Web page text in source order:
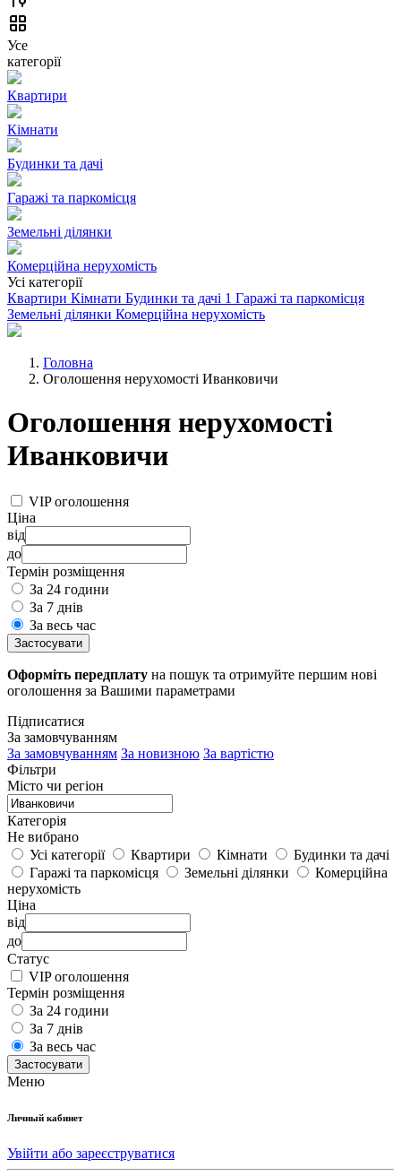
Усе
категорії
Квартири
Кімнати
Будинки та дачі
Гаражі та паркомісця
Земельні ділянки
Комерційна нерухомість
Усі категорії
Квартири Кімнати Будинки та дачі 1 Гаражі та паркомісця
Земельні ділянки Комерційна нерухомість
Головна
Оголошення нерухомості Иванковичи
Оголошення нерухомості
Иванковичи
VIP оголошення
Ціна
від
до
Термін розміщення
За 24 години
За 7 днів
За весь час
Застосувати
Оформіть передплату на пошук та отримуйте першим нові
оголошення за Вашими параметрами
Підписатися
За замовчуванням
За замовчуванням За новизною За вартістю
Фільтри
Місто чи регіон
Категорія
Не вибрано
Усі категорії
Квартири Кімнати
Будинки та дачі
Гаражі та паркомісця
Земельні ділянки
Комерційна
нерухомість
Ціна
від
до
Статус
VIP оголошення
Термін розміщення
За 24 години
За 7 днів
За весь час
Застосувати
Меню
Личный кабинет
Увійти або зареєструватися